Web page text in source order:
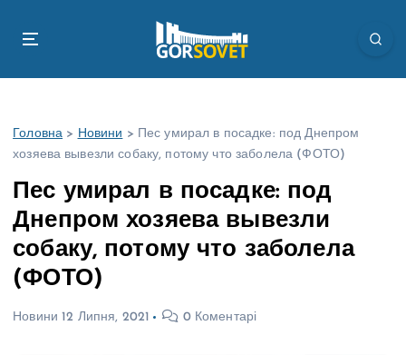
Головна > Новини >
Пес умирал в посадке: под Днепром
хозяева вывезли собаку, потому что заболела (ФОТО)
Пес умирал в посадке: под
Днепром хозяева вывезли
собаку, потому что заболела
(ФОТО)
Новини 12 Липня, 2021 0 Коментарі